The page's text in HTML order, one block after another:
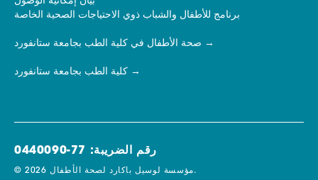
برنامج للأطفال والشباب ذوي الاحتياجات الصحية الخاصة
صحة الأطفال في كلية الطب بجامعة ستانفورد
كلية الطب بجامعة ستانفورد
رقم الضريبة: 77-0440090
© 2026 مؤسسة لوسيل باكارد لصحة الأطفال.